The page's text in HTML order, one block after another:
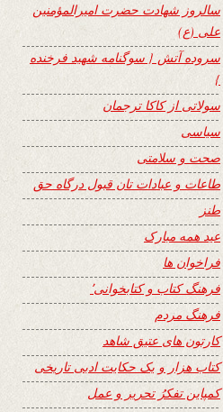
سالروز شهادت حضرت امیرالمؤمنین
علی (ع)
سروده آتش { سوگنامه شهید فرخنده
}
سولاتی از کاکا ترجمان
سیاسی
صحت و سلامتی
طاعات و عبادات تان قبول درگاه حق
طنز
عید همه مبارک
فراخوان ها
فرهنگ کتاب و کتابخوانی٬
فرهنگ مردم
کارتون های عتیق شاهد
کتاب هزار و یک حکایت ادبی تاریخی
کمپاین تفکرُ تحریر و عمل